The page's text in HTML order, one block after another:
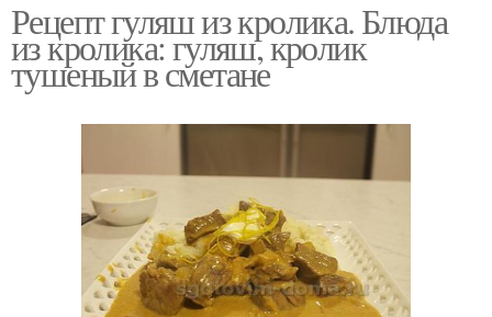
Рецепт гуляш из кролика. Блюда
из кролика: гуляш, кролик
тушеный в сметане